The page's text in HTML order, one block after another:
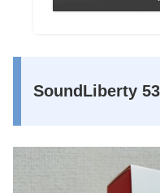
SoundLiberty